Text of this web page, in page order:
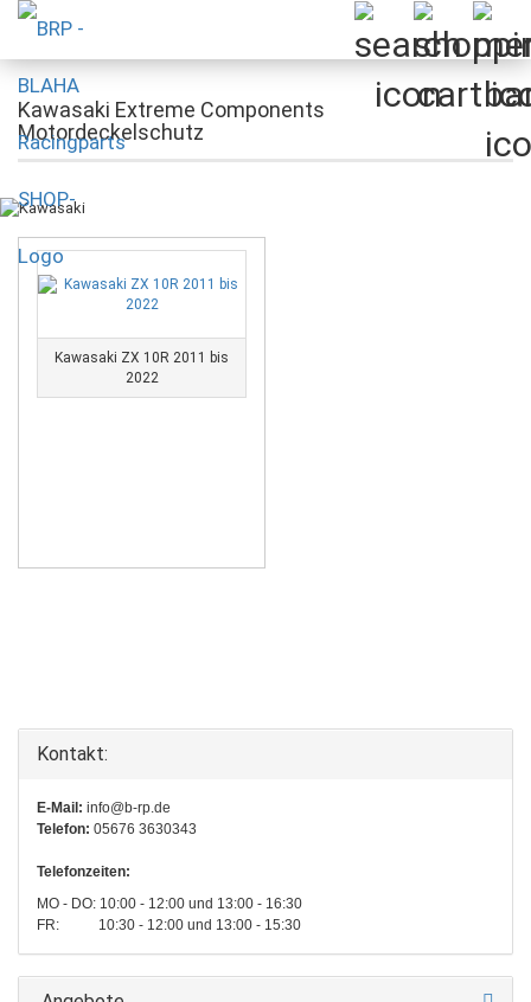
Kawasaki Extreme Components
Motordeckelschutz
Kawasaki ZX 10R 2011 bis
2022
Kontakt:
E-Mail: info@b-rp.de
Telefon: 05676 3630343
Telefonzeiten:
MO - DO: 10:00 - 12:00 und 13:00 - 16:30
FR: 10:30 - 12:00 und 13:00 - 15:30